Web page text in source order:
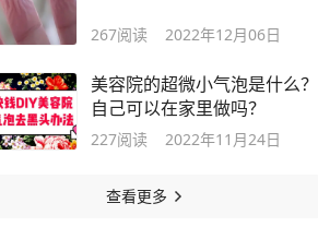
267阅读 2022年12月06日
美容院的超微小气泡是什么？
自己可以在家里做吗？
227阅读 2022年11月24日
查看更多